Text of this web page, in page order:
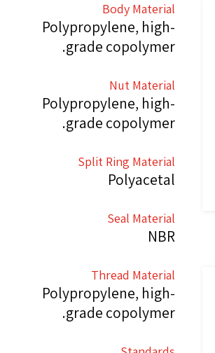
Body Material
Polypropylene, high-
grade copolymer.
Nut Material
Polypropylene, high-
grade copolymer.
Split Ring Material
Polyacetal
Seal Material
NBR
Thread Material
Polypropylene, high-
grade copolymer.